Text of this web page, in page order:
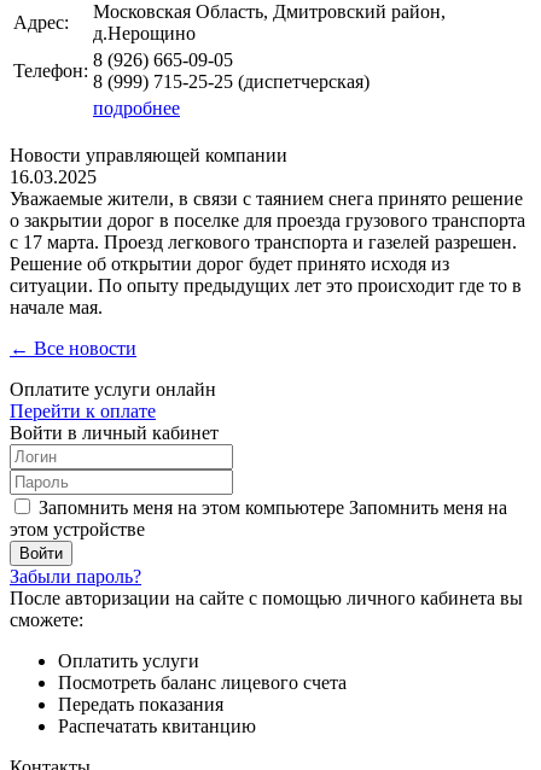
Адрес:
Московская Область, Дмитровский район,
д.Нерощино
Телефон:
8 (926) 665-09-05
8 (999) 715-25-25 (диспетчерская)
подробнее
Новости управляющей компании
16.03.2025
Уважаемые жители, в связи с таянием снега принято решение
о закрытии дорог в поселке для проезда грузового транспорта
с 17 марта. Проезд легкового транспорта и газелей разрешен.
Решение об открытии дорог будет принято исходя из
ситуации. По опыту предыдущих лет это происходит где то в
начале мая.
← Все новости
Оплатите услуги онлайн
Перейти к оплате
Войти в личный кабинет
Запомнить меня на этом компьютере Запомнить меня на
этом устройстве
Забыли пароль?
После авторизации на сайте с помощью личного кабинета вы
сможете:
Оплатить услуги
Посмотреть баланс лицевого счета
Передать показания
Распечатать квитанцию